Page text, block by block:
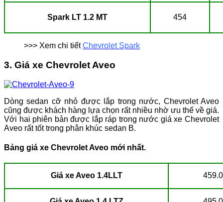
Spark LT 1.2 MT 454
>>> Xem chi tiếtChevrolet Spark
3. Giá xe Chevrolet Aveo
Dòng sedan cỡ nhỏ được lắp trong nước, Chevrolet Aveo
cũng được khách hàng lựa chọn rất nhiều nhờ ưu thế về giá.
Với hai phiên bản được lắp ráp trong nước giá xe Chevrolet
Aveo rất tốt trong phân khúc sedan B.
Bảng giá xe Chevrolet Aveo mới nhất.
Giá xe Aveo 1.4LLT